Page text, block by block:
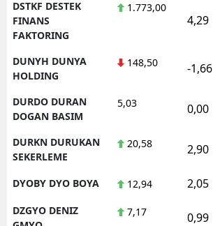
DSTKF DESTEK
FINANS
FAKTORING
1.773,00
4,29
DUNYH DUNYA
HOLDING
148,50 -1,66
DURDO DURAN
DOGAN BASIM
5,03 0,00
DURKN DURUKAN
SEKERLEME
20,58 2,90
DYOBY DYO BOYA 12,94 2,05
DZGYO DENIZ
7,17 0,99